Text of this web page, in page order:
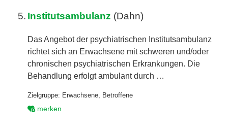
5. Institutsambulanz (Dahn)
Das Angebot der psychiatrischen Institutsambulanz
richtet sich an Erwachsene mit schweren und/oder
chronischen psychiatrischen Erkrankungen. Die
Behandlung erfolgt ambulant durch …
Zielgruppe: Erwachsene, Betroffene
merken